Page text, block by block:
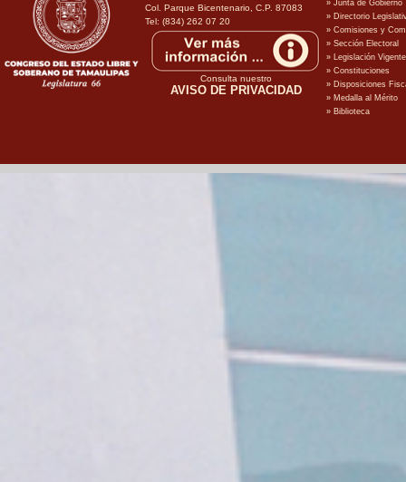
Col. Parque Bicentenario, C.P. 87083
Tel: (834) 262 07 20
Consulta nuestro
AVISO DE PRIVACIDAD